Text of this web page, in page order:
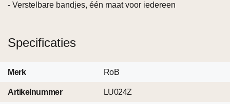
- Verstelbare bandjes, één maat voor iedereen
Specificaties
Merk RoB
Artikelnummer LU024Z